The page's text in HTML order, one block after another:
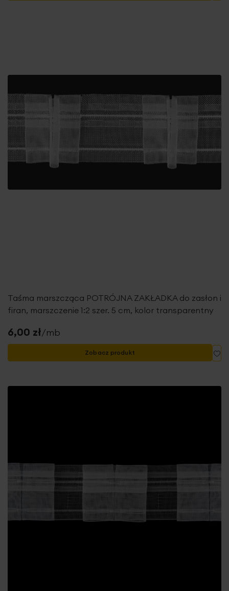
Taśma marszcząca POTRÓJNA ZAKŁADKA do zasłon i
firan, marszczenie 1:2 szer. 5 cm, kolor transparentny
6,00 zł/mb
Zobacz produkt